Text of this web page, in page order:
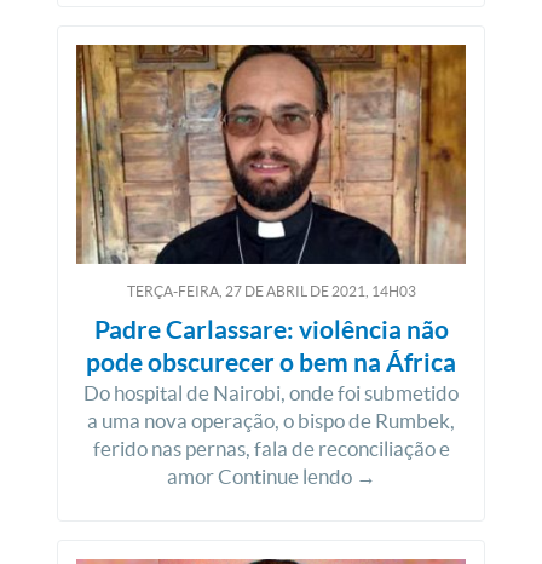
TERÇA-FEIRA, 27DEABRIL DE2021, 14H03
Padre Carlassare: violência não
pode obscurecer o bem na África
Do hospital de Nairobi, onde foi submetido
a uma nova operação, o bispo de Rumbek,
ferido nas pernas, fala de reconciliação e
amor Continue lendo →